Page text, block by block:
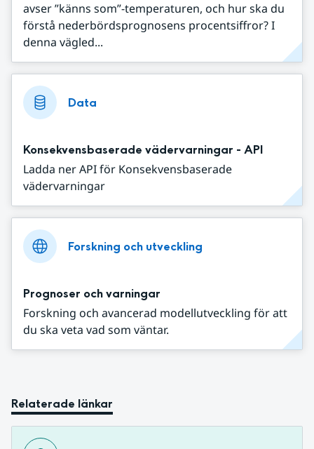
avser ”känns som”-temperaturen, och hur ska du
förstå nederbördsprognosens procentsiffror? I
denna vägled...
Data
Konsekvensbaserade vädervarningar - API
Ladda ner API för Konsekvensbaserade
vädervarningar
Forskning och utveckling
Prognoser och varningar
Forskning och avancerad modellutveckling för att
du ska veta vad som väntar.
Relaterade länkar